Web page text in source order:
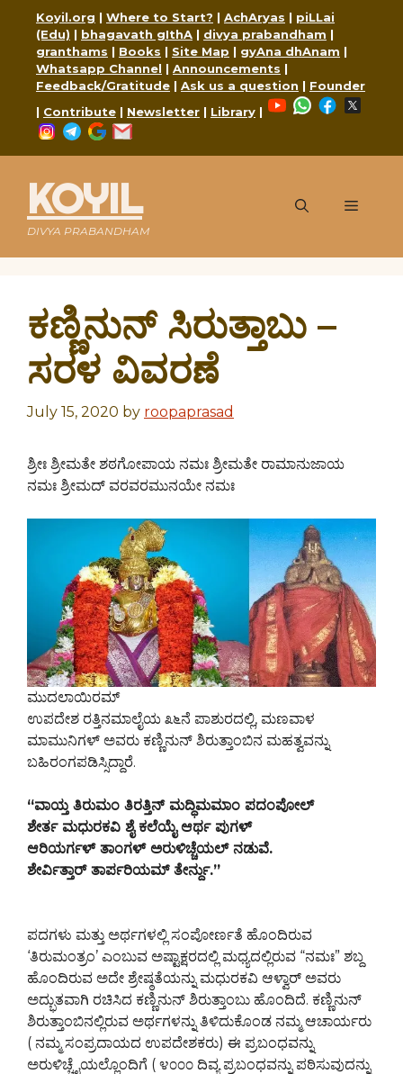
content
Koyil.org | Where to Start? | AchAryas | piLLai
(Edu) | bhagavath gIthA | divya prabandham |
granthams | Books | Site Map | gyAna dhAnam |
Whatsapp Channel | Announcements |
Feedback/Gratitude | Ask us a question | Founder
| Contribute | Newsletter | Library |
YouTubeWhatsApp
Facebook
Instagram
Telegram
Google
KOYIL
DIVYA PRABANDHAM
Menu
ಕಣ್ಣಿನುನ್ ಸಿರುತ್ತಾಬು –
ಸರಳ ವಿವರಣೆ
July 15, 2020 by roopaprasad
ಶ್ರೀಃ ಶ್ರೀಮತೇ ಶಠಗೋಪಾಯ ನಮಃ ಶ್ರೀಮತೇ ರಾಮಾನುಜಾಯ
ನಮಃ ಶ್ರೀಮದ್ ವರವರಮುನಯೇ ನಮಃ
ಮುದಲಾಯಿರಮ್
ಉಪದೇಶ ರತ್ತಿನಮಾಲೈಯ ೩೬ನೆ ಪಾಶುರದಲ್ಲಿ, ಮಣವಾಳ
ಮಾಮುನಿಗಳ್ ಅವರು ಕಣ್ಣಿನುನ್ ಶಿರುತ್ತಾಂಬಿನ ಮಹತ್ವವನ್ನು
ಬಹಿರಂಗಪಡಿಸ್ಸಿದ್ದಾರೆ.
“ವಾಯ್ತ ತಿರುಮಂ ತಿರತ್ತಿನ್ ಮದ್ಧಿಮಮಾಂ ಪದಂಪೋಲ್
ಶೇರ್ತ ಮಧುರಕವಿ ಶೈ ಕಲೆಯೈ ಆರ್ಥ ಪುಗಳ್
ಆರಿಯರ್ಗಳ್ ತಾಂಗಳ್ ಅರುಳಿಚ್ಚೆಯಲ್ ನಡುವೆ.
ಶೇರ್ವಿತ್ತಾರ್ ತಾರ್ಪರಿಯಮ್ ತೇರ್ನ್ದು.”
ಪದಗಳು ಮತ್ತು ಅರ್ಥಗಳಲ್ಲಿ ಸಂಪೋರ್ಣತೆ ಹೊಂದಿರುವ
‘ತಿರುಮಂತ್ರಂ’ ಎಂಬುವ ಅಷ್ಟಾಕ್ಷರದಲ್ಲಿ ಮಧ್ಯದಲ್ಲಿರುವ “ನಮಃ” ಶಬ್ದ
ಹೊಂದಿರುವ ಅದೇ ಶ್ರೇಷ್ಠತೆಯನ್ನು ಮಧುರಕವಿ ಆಳ್ವಾರ್ ಅವರು
ಅದ್ಭುತವಾಗಿ ರಚಿಸಿದ ಕಣ್ಣಿನುನ್ ಶಿರುತ್ತಾಂಬು ಹೊಂದಿದೆ. ಕಣ್ಣಿನುನ್
ಶಿರುತ್ತಾಂಬಿನಲ್ಲಿರುವ ಅರ್ಥಗಳನ್ನು ತಿಳಿದುಕೊಂಡ ನಮ್ಮ ಆಚಾರ್ಯರು
( ನಮ್ಮ ಸಂಪ್ರದಾಯದ ಉಪದೇಶಕರು) ಈ ಪ್ರಬಂಧವನ್ನು
ಅರುಳಿಚ್ಚೈಯಲ್ಲೊಂದಿಗೆ ( ೪೦೦೦ ದಿವ್ಯ ಪ್ರಬಂಧವನ್ನು ಪಠಿಸುವುದನ್ನು